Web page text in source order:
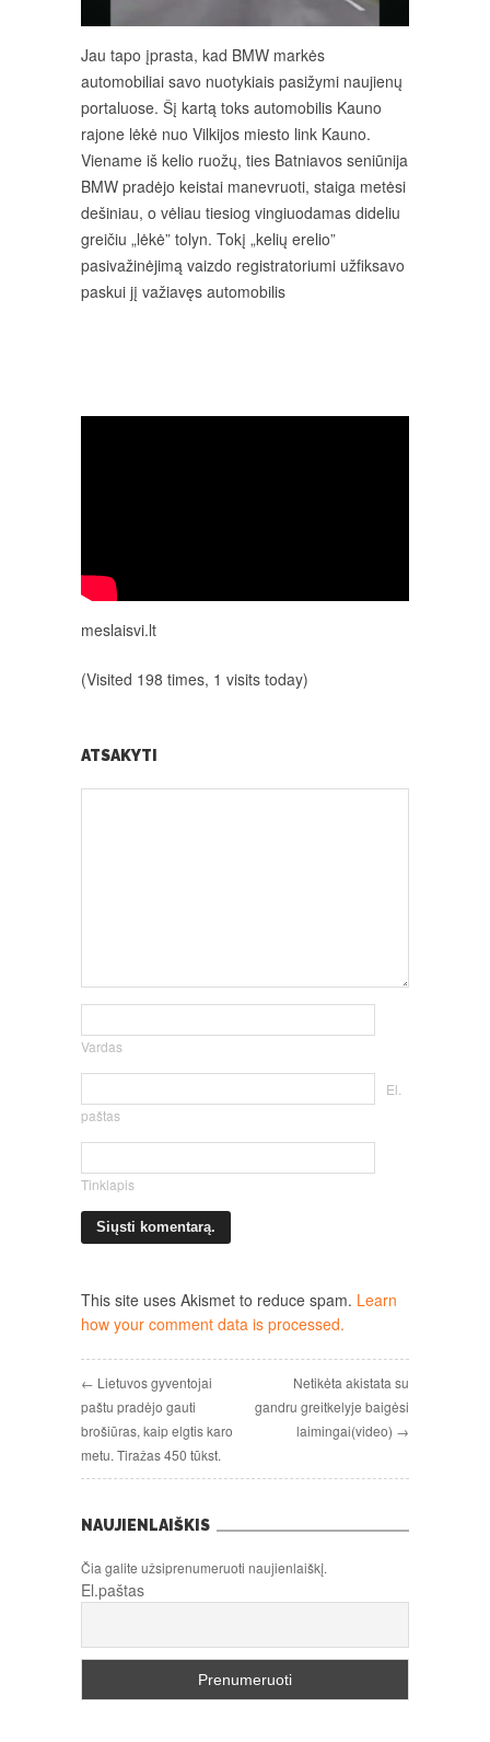
Jau tapo įprasta, kad BMW markės
automobiliai savo nuotykiais pasižymi naujienų
portaluose. Šį kartą toks automobilis Kauno
rajone lėkė nuo Vilkijos miesto link Kauno.
Viename iš kelio ruožų, ties Batniavos seniūnija
BMW pradėjo keistai manevruoti, staiga metėsi
dešiniau, o vėliau tiesiog vingiuodamas dideliu
greičiu „lėkė” tolyn. Tokį „kelių erelio”
pasivažinėjimą vaizdo registratoriumi užfiksavo
paskui jį važiavęs automobilis
meslaisvi.lt
(Visited 198 times, 1 visits today)
ATSAKYTI
Vardas
El.
paštas
Tinklapis
This site uses Akismet to reduce spam. Learn
how your comment data is processed.
← Lietuvos gyventojai
paštu pradėjo gauti
brošiūras, kaip elgtis karo
metu. Tiražas 450 tūkst.
Netikėta akistata su
gandru greitkelyje baigėsi
laimingai(video) →
NAUJIENLAIŠKIS
Čia galite užsiprenumeruoti naujienlaiškį.
El.paštas